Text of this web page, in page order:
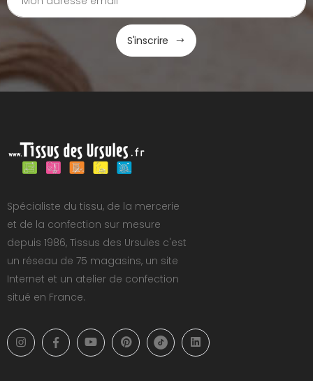
S'inscrire
Spécialiste du tissu, de la mercerie
et de la confection sur mesure
depuis 1986, Tissus des Ursules c'est
un réseau de 75 magasins, un site
Internet et un atelier de confection
situé en France.